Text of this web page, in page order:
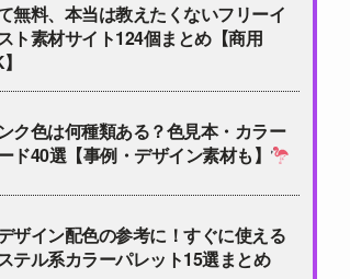
無料、本当は教えたくないフリーイ
ト素材サイト124個まとめ【商用
ク色は何種類ある？色見本・カラー
ド40選【事例・デザイン素材も】
ザイン配色の参考に！すぐに使える
テル系カラーパレット15選まとめ